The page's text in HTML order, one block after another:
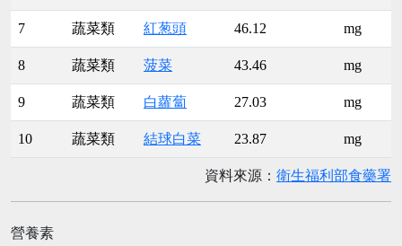
7 蔬菜類 紅葱頭 46.12 mg
8 蔬菜類 菠菜 43.46 mg
9 蔬菜類 白蘿蔔 27.03 mg
10 蔬菜類 結球白菜 23.87 mg
資料來源： 衛生福利部食藥署
營養素